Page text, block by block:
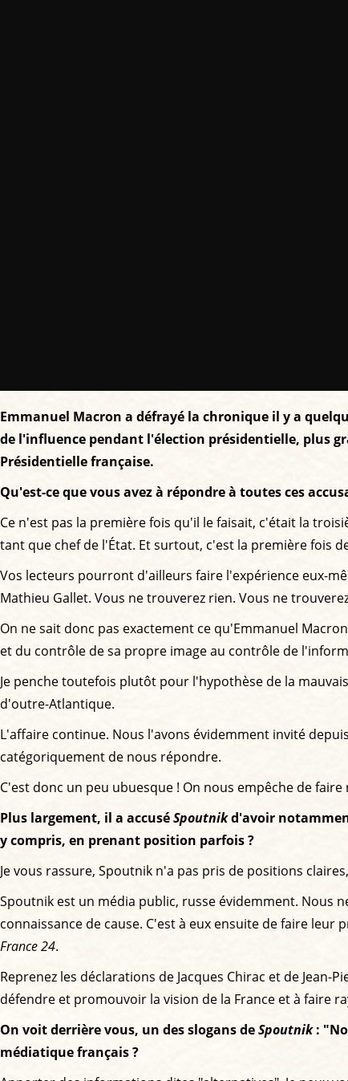
Emmanuel Macron a défrayé la chronique il y a
de l'influence pendant l'élection présidentielle, plus
Présidentielle française.
Qu'est-ce que vous avez à répondre à toutes ces
Ce n'est pas la première fois qu'il le faisait, c'était la
tant que chef de l'État. Et surtout, c'est la première fois
Vos lecteurs pourront d'ailleurs faire l'expérience eux-
Mathieu Gallet. Vous ne trouverez rien. Vous ne
On ne sait donc pas exactement ce qu'Emmanuel
et du contrôle de sa propre image au contrôle de
Je penche toutefois plutôt pour l'hypothèse de la
d'outre-Atlantique.
L'affaire continue. Nous l'avons évidemment invité
catégoriquement de nous répondre.
C'est donc un peu ubuesque ! On nous empêche de
Plus largement, il a accuséSpoutnikd'avoir
y compris, en prenant position parfois ?
Je vous rassure, Spoutnik n'a pas pris de positions
Spoutnik est un média public, russe évidemment. Nous
connaissance de cause. C'est à eux ensuite de faire leur
France 24.
Reprenez les déclarations de Jacques Chirac et de
défendre et promouvoir la vision de la France et à faire
On voit derrière vous, un des slogans deSpoutnik:
médiatique français ?